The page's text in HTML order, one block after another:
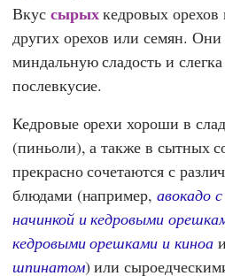
Вкус сырыхкедровых орехов
других орехов или семян.
миндальную сладость и
послевкусие.
Кедровые орехи хороши в
(пиньоли), а также в сытных
прекрасно сочетаются с
блюдами (например, авокадо
начинкой и кедровыми
кедровыми орешками и киноа
шпинатом) или